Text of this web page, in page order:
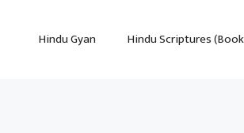
Hindu Gyan Hindu Scriptures